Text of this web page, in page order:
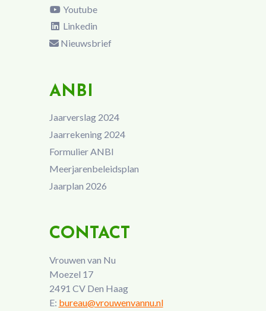
Youtube
Linkedin
Nieuwsbrief
ANBI
Jaarverslag 2024
Jaarrekening 2024
Formulier ANBI
Meerjarenbeleidsplan
Jaarplan 2026
CONTACT
Vrouwen van Nu
Moezel 17
2491 CV Den Haag
E: bureau@vrouwenvannu.nl